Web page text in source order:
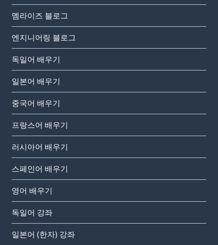
멤라이즈 블로그
엔지니어링 블로그
독일어 배우기
일본어 배우기
중국어 배우기
프랑스어 배우기
러시아어 배우기
스페인어 배우기
영어 배우기
독일어 강좌
일본어 (한자) 강좌